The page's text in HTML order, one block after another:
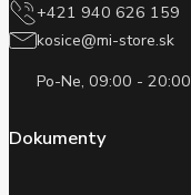
+421 940 626 159
kosice@mi-store.sk
Po-Ne, 09:00 - 20:00
Dokumenty